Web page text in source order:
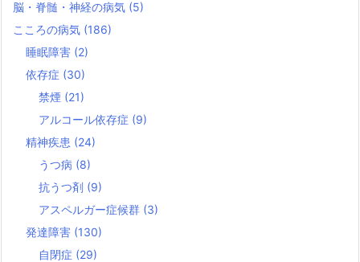
脳・脊髄・神経の病気 (5)
こころの病気 (186)
睡眠障害 (2)
依存症 (30)
禁煙 (21)
アルコール依存症 (9)
精神疾患 (24)
うつ病 (8)
抗うつ剤 (9)
アスペルガー症候群 (3)
発達障害 (130)
自閉症 (29)